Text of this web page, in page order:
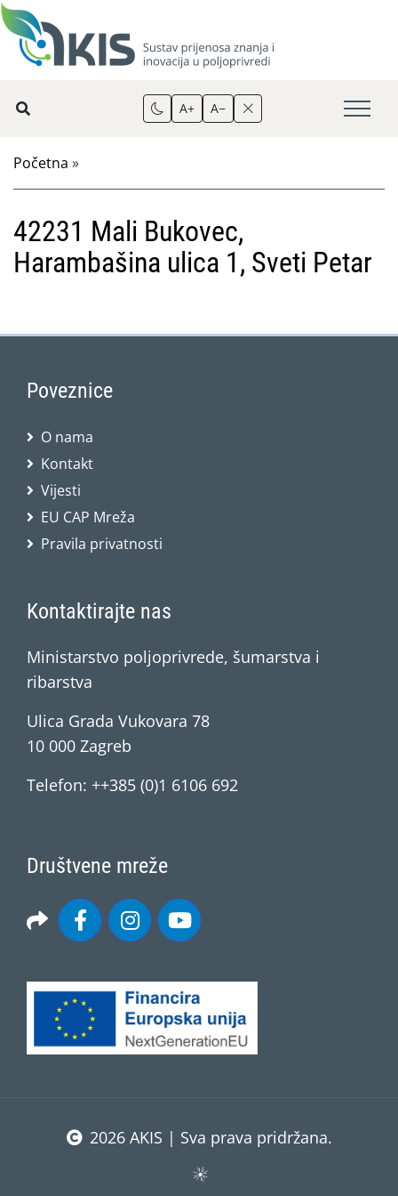
A+ A−
Početna »
42231 Mali Bukovec,
Harambašina ulica 1, Sveti Petar
Poveznice
O nama
Kontakt
Vijesti
EU CAP Mreža
Pravila privatnosti
Kontaktirajte nas
Ministarstvo poljoprivrede, šumarstva i
ribarstva
Ulica Grada Vukovara 78
10 000 Zagreb
Telefon: ++385 (0)1 6106 692
Društvene mreže
2026 AKIS | Sva prava pridržana.